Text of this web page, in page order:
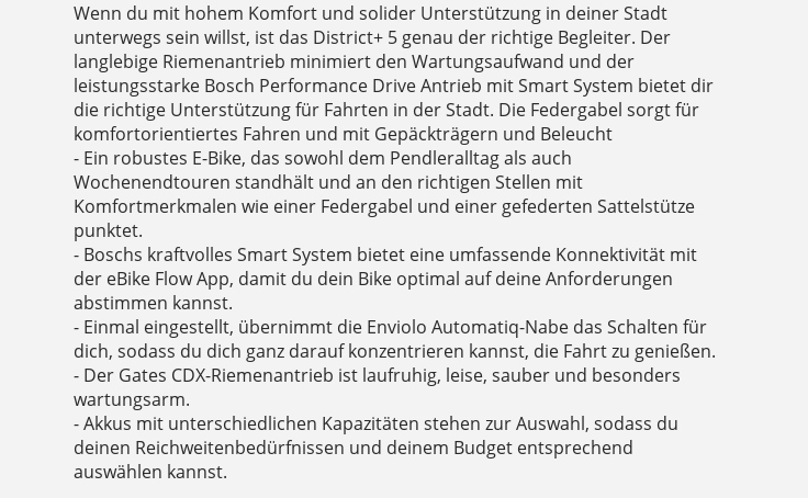
Wenn du mit hohem Komfort und solider Unterstützung in deiner Stadt
unterwegs sein willst, ist das District+ 5 genau der richtige Begleiter. Der
langlebige Riemenantrieb minimiert den Wartungsaufwand und der
leistungsstarke Bosch Performance Drive Antrieb mit Smart System bietet dir
die richtige Unterstützung für Fahrten in der Stadt. Die Federgabel sorgt für
komfortorientiertes Fahren und mit Gepäckträgern und Beleucht
- Ein robustes E-Bike, das sowohl dem Pendleralltag als auch
Wochenendtouren standhält und an den richtigen Stellen mit
Komfortmerkmalen wie einer Federgabel und einer gefederten Sattelstütze
punktet.
- Boschs kraftvolles Smart System bietet eine umfassende Konnektivität mit
der eBike Flow App, damit du dein Bike optimal auf deine Anforderungen
abstimmen kannst.
- Einmal eingestellt, übernimmt die Enviolo Automatiq-Nabe das Schalten für
dich, sodass du dich ganz darauf konzentrieren kannst, die Fahrt zu genießen.
- Der Gates CDX-Riemenantrieb ist laufruhig, leise, sauber und besonders
wartungsarm.
- Akkus mit unterschiedlichen Kapazitäten stehen zur Auswahl, sodass du
deinen Reichweitenbedürfnissen und deinem Budget entsprechend
auswählen kannst.